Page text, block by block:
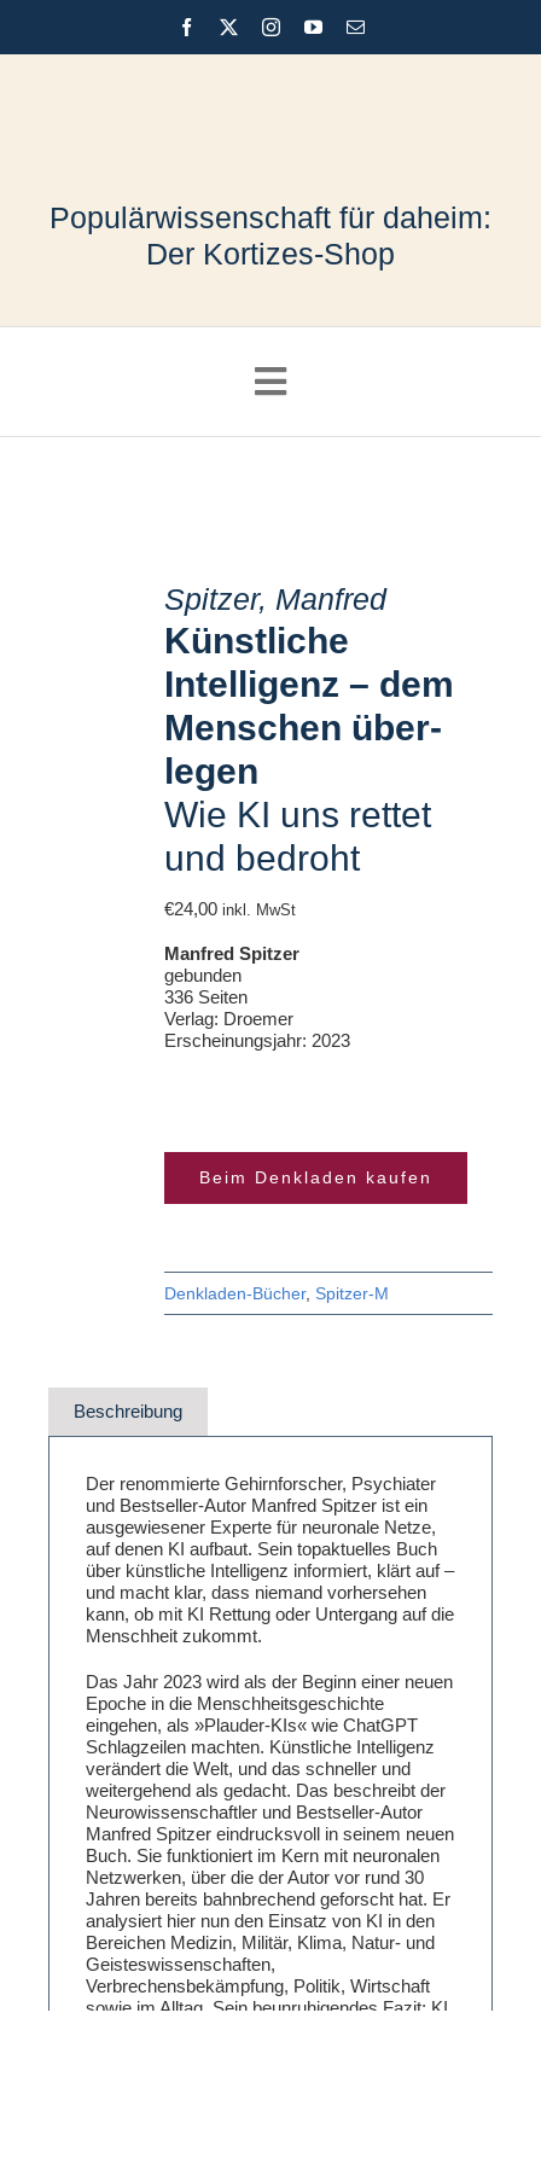
content
Populärwissenschaft für daheim:
Der Kortizes-Shop
Toggle
Navigation
Widerruf
Kortizes Website
Datenschutz
Impressum
Spitzer, Manfred
Künstliche
Intelligenz – dem
Menschen über­
legen
Wie KI uns rettet
und bedroht
€24,00 inkl. MwSt
Manfred Spitzer
gebunden
336 Seiten
Verlag: Droemer
Erscheinungsjahr: 2023
Beim Denkladen kaufen
Denkladen-Bücher, Spitzer-M
Beschreibung
Der renommierte Gehirnforscher, Psychiater
und Bestseller-Autor Manfred Spitzer ist ein
ausgewiesener Experte für neuronale Netze,
auf denen KI aufbaut. Sein topaktuelles Buch
über künstliche Intelligenz informiert, klärt auf –
und macht klar, dass niemand vorhersehen
kann, ob mit KI Rettung oder Untergang auf die
Menschheit zukommt.
Das Jahr 2023 wird als der Beginn einer neuen
Epoche in die Menschheitsgeschichte
eingehen, als »Plauder-KIs« wie ChatGPT
Schlagzeilen machten. Künstliche Intelligenz
verändert die Welt, und das schneller und
weitergehend als gedacht. Das beschreibt der
Neurowissenschaftler und Bestseller-Autor
Manfred Spitzer eindrucksvoll in seinem neuen
Buch. Sie funktioniert im Kern mit neuronalen
Netzwerken, über die der Autor vor rund 30
Jahren bereits bahnbrechend geforscht hat. Er
analysiert hier nun den Einsatz von KI in den
Bereichen Medizin, Militär, Klima, Natur- und
Geisteswissenschaften,
Verbrechensbekämpfung, Politik, Wirtschaft
sowie im Alltag. Sein beunruhigendes Fazit: KI